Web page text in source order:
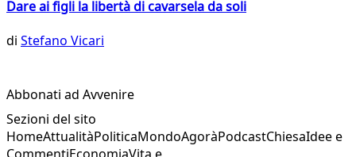
Dare ai figli la libertà di cavarsela da soli
di Stefano Vicari
Abbonati ad Avvenire
Sezioni del sito
HomeAttualitàPoliticaMondoAgoràPodcastChiesaIdee e